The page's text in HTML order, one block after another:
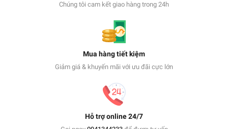
Chúng tôi cam kết giao hàng trong 24h
Mua hàng tiết kiệm
Giảm giá & khuyến mãi với ưu đãi cực lớn
Hỗ trợ online 24/7